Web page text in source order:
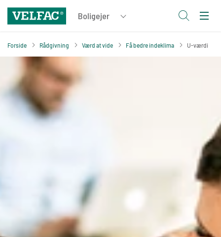
Forside Rådgivning Værd at vide Få bedre indeklima U-værdi